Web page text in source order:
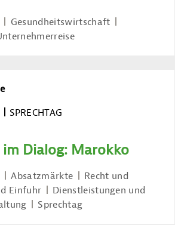
Gesundheitswirtschaft
Dialog: Marokko
SPRECHTAG
HINZUFÜGEN
im Dialog: Marokko
Absatzmärkte
Recht und
Einfuhr
Dienstleistungen und
Sprechtag